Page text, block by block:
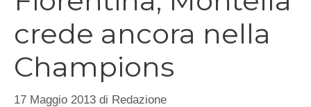
crede ancora nella
Champions
17 Maggio 2013 di Redazione